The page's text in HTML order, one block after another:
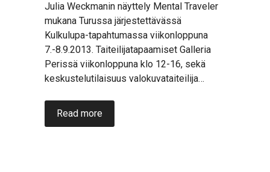
Julia Weckmanin näyttely Mental Traveler
mukana Turussa järjestettävässä
Kulkulupa-tapahtumassa viikonloppuna
7.-8.9.2013. Taiteilijatapaamiset Galleria
Perissä viikonloppuna klo 12-16, sekä
keskustelutilaisuus valokuvataiteilija…
Read more